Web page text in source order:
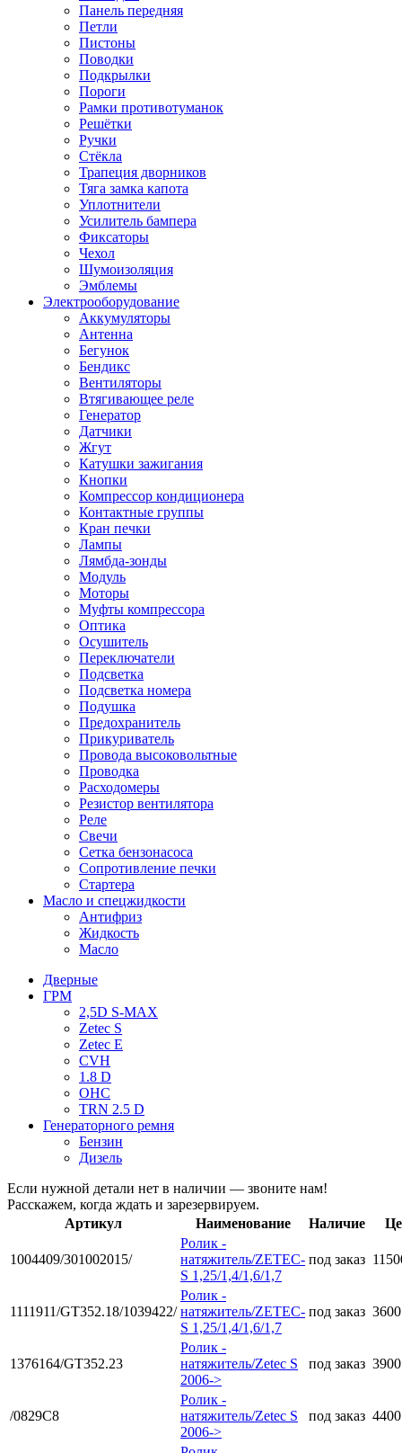
Панель передняя
Петли
Пистоны
Поводки
Подкрылки
Пороги
Рамки противотуманок
Решётки
Ручки
Стёкла
Трапеция дворников
Тяга замка капота
Уплотнители
Усилитель бампера
Фиксаторы
Чехол
Шумоизоляция
Эмблемы
Электрооборудование
Аккумуляторы
Антенна
Бегунок
Бендикс
Вентиляторы
Втягивающее реле
Генератор
Датчики
Жгут
Катушки зажигания
Кнопки
Компрессор кондиционера
Контактные группы
Кран печки
Лампы
Лямбда-зонды
Модуль
Моторы
Муфты компрессора
Оптика
Осушитель
Переключатели
Подсветка
Подсветка номера
Подушка
Предохранитель
Прикуриватель
Провода высоковольтные
Проводка
Расходомеры
Резистор вентилятора
Реле
Свечи
Сетка бензонасоса
Сопротивление печки
Стартера
Масло и спецжидкости
Антифриз
Жидкость
Масло
Дверные
ГРМ
2,5D S-MAX
Zetec S
Zetec E
CVH
1.8 D
OHC
TRN 2.5 D
Генераторного ремня
Бензин
Дизель
Если нужной детали нет в наличии — звоните нам!
Расскажем, когда ждать и зарезервируем.
Артикул
Наименование Наличие
1004409/301002015/
Ролик -
натяжитель/ZETEC-
S 1,25/1,4/1,6/1,7
под заказ
1111911/GT352.18/1039422/
Ролик -
натяжитель/ZETEC-
S 1,25/1,4/1,6/1,7
под заказ
1376164/GT352.23
Ролик -
натяжитель/Zetec S
2006->
под заказ
/0829C8
Ролик -
натяжитель/Zetec S
2006->
под заказ